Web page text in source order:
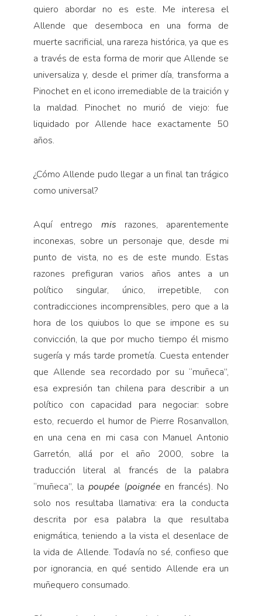
quiero abordar no es este. Me interesa el
Allende que desemboca en una forma de
muerte sacrificial, una rareza histórica, ya que es
a través de esta forma de morir que Allende se
universaliza y, desde el primer día, transforma a
Pinochet en el icono irremediable de la traición y
la maldad. Pinochet no murió de viejo: fue
liquidado por Allende hace exactamente 50
años.
¿Cómo Allende pudo llegar a un final tan trágico
como universal?
Aquí entrego mis razones, aparentemente
inconexas, sobre un personaje que, desde mi
punto de vista, no es de este mundo. Estas
razones prefiguran varios años antes a un
político singular, único, irrepetible, con
contradicciones incomprensibles, pero que a la
hora de los quiubos lo que se impone es su
convicción, la que por mucho tiempo él mismo
sugería y más tarde prometía. Cuesta entender
que Allende sea recordado por su “muñeca”,
esa expresión tan chilena para describir a un
político con capacidad para negociar: sobre
esto, recuerdo el humor de Pierre Rosanvallon,
en una cena en mi casa con Manuel Antonio
Garretón, allá por el año 2000, sobre la
traducción literal al francés de la palabra
“muñeca”, la poupée (poignée en francés). No
solo nos resultaba llamativa: era la conducta
descrita por esa palabra la que resultaba
enigmática, teniendo a la vista el desenlace de
la vida de Allende. Todavía no sé, confieso que
por ignorancia, en qué sentido Allende era un
muñequero consumado.